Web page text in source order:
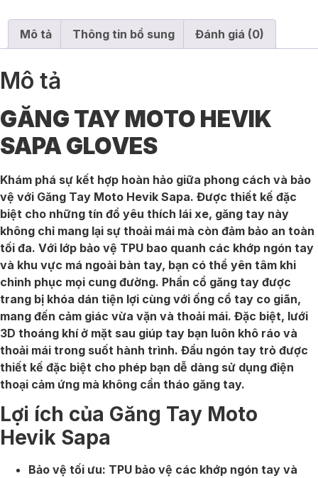
Mô tả Thông tin bổ sung Đánh giá (0)
Mô tả
GĂNG TAY MOTO HEVIK
SAPA GLOVES
Khám phá sự kết hợp hoàn hảo giữa phong cách và bảo
vệ với Găng Tay Moto Hevik Sapa. Được thiết kế đặc
biệt cho những tín đồ yêu thích lái xe, găng tay này
không chỉ mang lại sự thoải mái mà còn đảm bảo an toàn
tối đa. Với lớp bảo vệ TPU bao quanh các khớp ngón tay
và khu vực má ngoài bàn tay, bạn có thể yên tâm khi
chinh phục mọi cung đường. Phần cổ găng tay được
trang bị khóa dán tiện lợi cùng với ống cổ tay co giãn,
mang đến cảm giác vừa vặn và thoải mái. Đặc biệt, lưới
3D thoáng khí ở mặt sau giúp tay bạn luôn khô ráo và
thoải mái trong suốt hành trình. Đầu ngón tay trỏ được
thiết kế đặc biệt cho phép bạn dễ dàng sử dụng điện
thoại cảm ứng mà không cần tháo găng tay.
Lợi ích của Găng Tay Moto
Hevik Sapa
Bảo vệ tối ưu: TPU bảo vệ các khớp ngón tay và